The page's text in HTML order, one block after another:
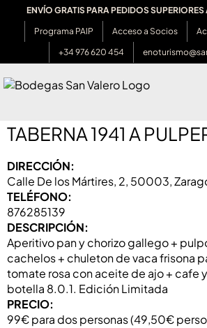
Saltar
contenido
ENVÍO GRATIS PARA PEDIDOS
Programa PAIP
Acceso a Socios
+34 976 620 454
TABERNA 1941 A
DIRECCIÓN:
Calle De los Mártires, 2, 50003,
TELÉFONO:
876285139
DESCRIPCIÓN:
Aperitivo pan y chorizo gallego +
cachelos + chuleton de vaca frisona
tomate rosa con aceite de ajo + cafe
botella 8.0.1. Edición Limitada
PRECIO:
99€ para dos personas (49,50€